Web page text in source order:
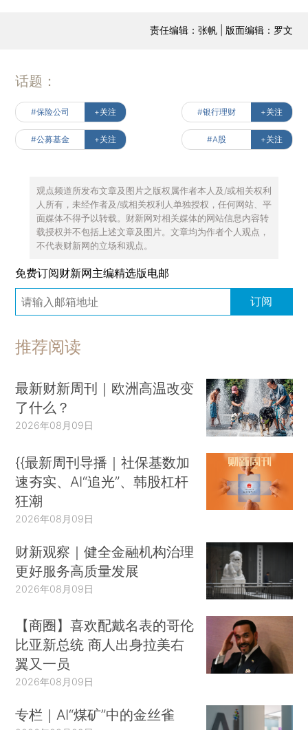
责任编辑：张帆 | 版面编辑：罗文
话题：
#保险公司 +关注 #银行理财 +关注
#公募基金 +关注 #A股 +关注
观点频道所发布文章及图片之版权属作者本人及/或相关权利
人所有，未经作者及/或相关权利人单独授权，任何网站、平
面媒体不得予以转载。财新网对相关媒体的网站信息内容转
载授权并不包括上述文章及图片。文章均为作者个人观点，
不代表财新网的立场和观点。
免费订阅财新网主编精选版电邮
订阅
推荐阅读
最新财新周刊｜欧洲高温改变
了什么？
2026年08月09日
{{最新周刊导播｜社保基数加
速夯实、AI“追光”、韩股杠杆
狂潮
2026年08月09日
财新观察｜健全金融机构治理
更好服务高质量发展
2026年08月09日
【商圈】喜欢配戴名表的哥伦
比亚新总统 商人出身拉美右
翼又一员
2026年08月09日
专栏｜AI“煤矿”中的金丝雀